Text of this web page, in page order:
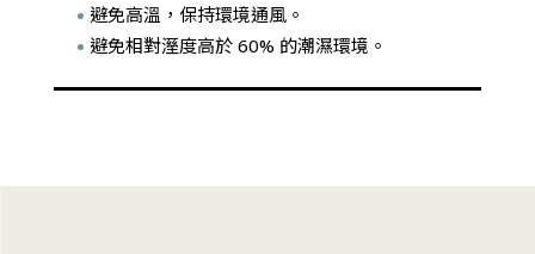
避免高溫，保持環境通風。
避免相對溼度高於 60% 的潮濕環境。